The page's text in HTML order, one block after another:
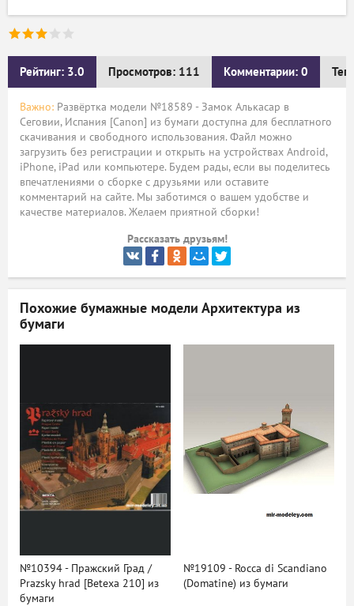
Рейтинг: 3.0 Просмотров: 111 Комментарии: 0
Важно: Развёртка модели №18589 - Замок Алькасар в
Сеговии, Испания [Canon] из бумаги доступна для бесплатного
скачивания и свободного использования. Файл можно
загрузить без регистрации и открыть на устройствах Android,
iPhone, iPad или компьютере. Будем рады, если вы поделитесь
впечатлениями о сборке с друзьями или оставите
комментарий на сайте. Мы заботимся о вашем удобстве и
качестве материалов. Желаем приятной сборки!
Рассказать друзьям!
Похожие бумажные модели Архитектура из
бумаги
№10394 - Пражский Град /
Prazsky hrad [Betexa 210] из
бумаги
№19109 - Rocca di Scandiano
(Domatine) из бумаги